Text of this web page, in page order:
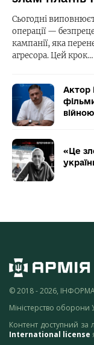
Сьогодні
операції —
кампанії, яка
агресора. Цей крок…
Актор
«Це
© 2018 - 2026,
Міністерство оборони
Контент доступний за
International license